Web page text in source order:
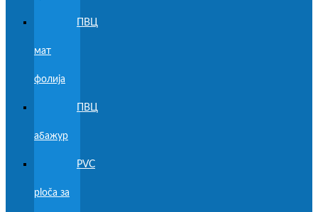
ПВЦ
мат
фолија
ПВЦ
абажур
PVC
ploča за